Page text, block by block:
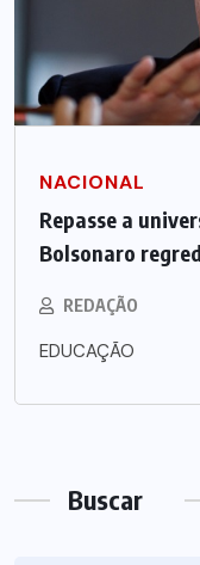
NACIONAL
Repasse a
Bolsonaro
REDAÇÃO
EDUCAÇÃO
Buscar